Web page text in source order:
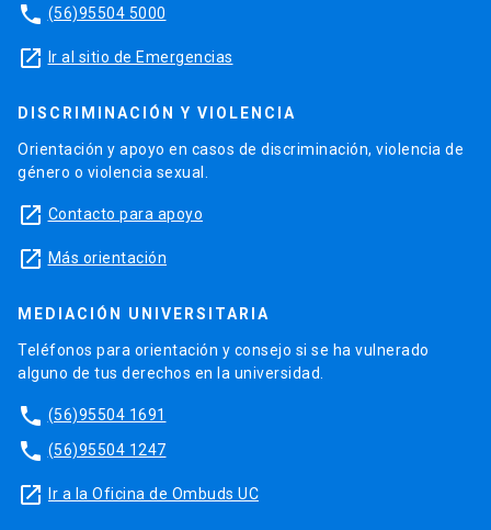
phone (56)95504 5000
launch Ir al sitio de Emergencias
DISCRIMINACIÓN Y VIOLENCIA
Orientación y apoyo en casos de discriminación, violencia de
género o violencia sexual.
launch Contacto para apoyo
launch Más orientación
MEDIACIÓN UNIVERSITARIA
Teléfonos para orientación y consejo si se ha vulnerado
alguno de tus derechos en la universidad.
phone (56)95504 1691
phone (56)95504 1247
launch Ir a la Oficina de Ombuds UC